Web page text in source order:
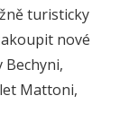
turisticky
nové
Bechyni,
Mattoni,